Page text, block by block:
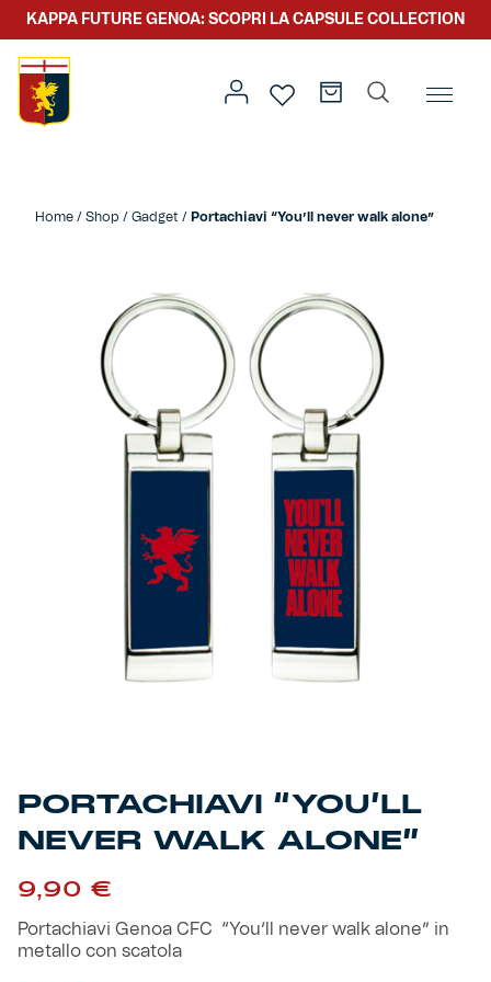
Settore giovanile
Prima squadra
Settore giovanile
Kappa Futur Genoa
Genoa x Genova
Kombat XXV
Genoa x Rolling Stone
Rappresentanza
Urban Collection
Throwback Duemila
Sebago x Genoa
KAPPA FUTURE GENOA: SCOPRI LA CAPSULE COLLECTION
alone”
Home / Shop / Gadget / Portachiavi “You’ll never walk alone”
PORTACHIAVI “YOU’LL
NEVER WALK ALONE”
9,90 €
Portachiavi Genoa CFC “You’ll never walk alone” in
metallo con scatola